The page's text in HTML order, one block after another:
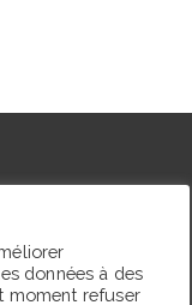
études théâtrales,
en études
et membre du
données à des
moment refuser